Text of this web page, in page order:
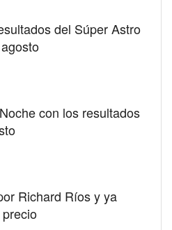
del Súper Astro
con los resultados
Richard Ríos y ya